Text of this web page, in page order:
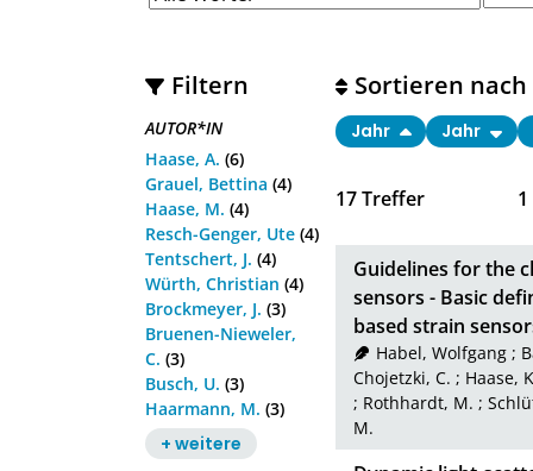
Filtern
AUTOR*IN
Haase, A. (6)
Grauel, Bettina (4)
Haase, M. (4)
Resch-Genger, Ute (4)
Tentschert, J. (4)
Würth, Christian (4)
Brockmeyer, J. (3)
Bruenen-Nieweler,
C. (3)
Busch, U. (3)
Haarmann, M. (3)
+ weitere
17Treffer 1
Sortieren nach
Jahr Jahr
Guidelines for the
sensors - Basic
based strain
Habel, Wolfgang;
Chojetzki, C. ; Haase,
; Rothhardt, M. ;
M.